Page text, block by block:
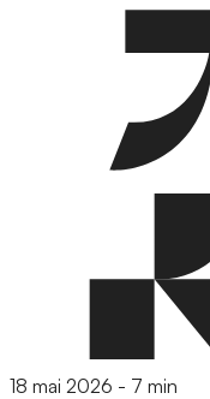
18 mai 2026 - 7 min